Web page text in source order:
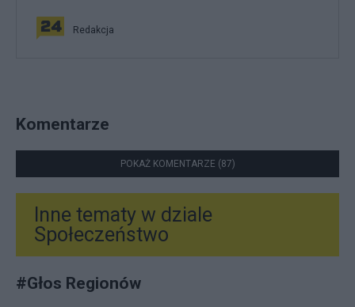
Redakcja
Komentarze
POKAŻ KOMENTARZE (87)
Inne tematy w dziale
Społeczeństwo
#Głos Regionów